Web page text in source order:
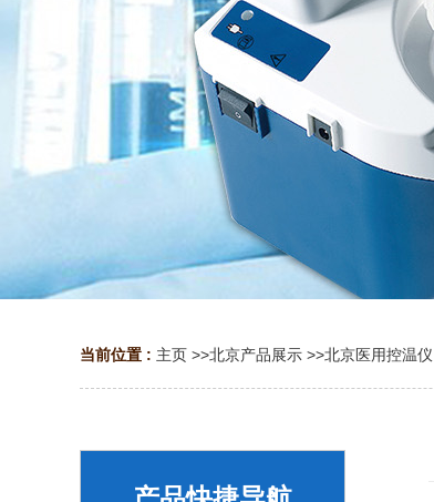
当前位置 : 主页 >>北京产品展示 >>北京医用控温仪